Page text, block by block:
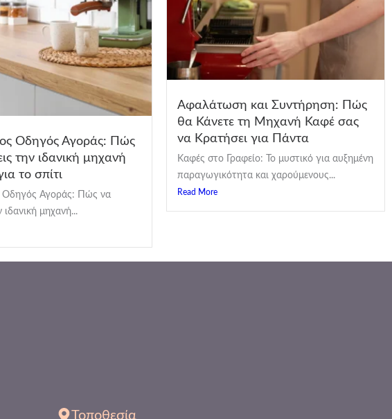
Οδηγός Αγοράς: Πώς
την ιδανική μηχανή
το σπίτι
Αγοράς: Πώς να
ιδανική μηχανή...
Αφαλάτωση και Συντήρηση: Πώς
θα Κάνετε τη Μηχανή Καφέ σας
να Κρατήσει για Πάντα
Καφές στο Γραφείο: Το μυστικό για αυξημένη
παραγωγικότητα και χαρούμενους...
Read More
Τοποθεσία